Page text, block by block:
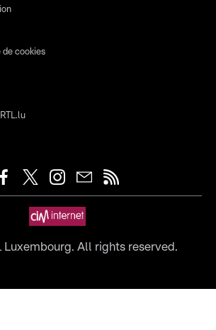
cookies
Luxembourg. All rights reserved.